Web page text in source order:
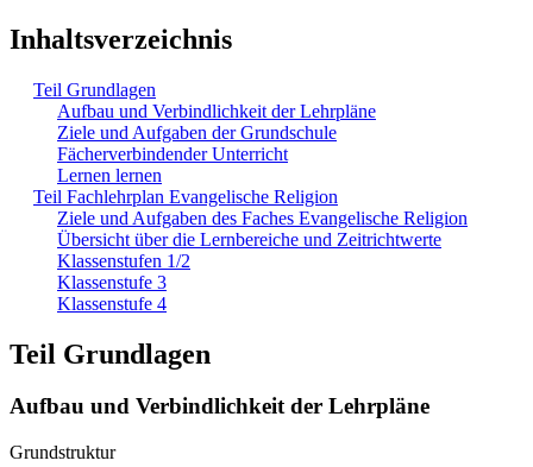
Inhaltsverzeichnis
Teil Grundlagen
Aufbau und Verbindlichkeit der Lehrpläne
Ziele und Aufgaben der Grundschule
Fächerverbindender Unterricht
Lernen lernen
Teil Fachlehrplan Evangelische Religion
Ziele und Aufgaben des Faches Evangelische Religion
Übersicht über die Lernbereiche und Zeitrichtwerte
Klassenstufen 1/2
Klassenstufe 3
Klassenstufe 4
Teil Grundlagen
Aufbau und Verbindlichkeit der Lehrpläne
Grundstruktur